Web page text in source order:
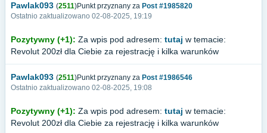
Pawlak093 (2511)Punkt przyznany za Post #1985820
Ostatnio zaktualizowano 02-08-2025, 19:19
Pozytywny (+1): Za wpis pod adresem: tutaj w temacie:
Revolut 200zł dla Ciebie za rejestrację i kilka warunków
Pawlak093 (2511)Punkt przyznany za Post #1986546
Ostatnio zaktualizowano 02-08-2025, 19:08
Pozytywny (+1): Za wpis pod adresem: tutaj w temacie:
Revolut 200zł dla Ciebie za rejestrację i kilka warunków